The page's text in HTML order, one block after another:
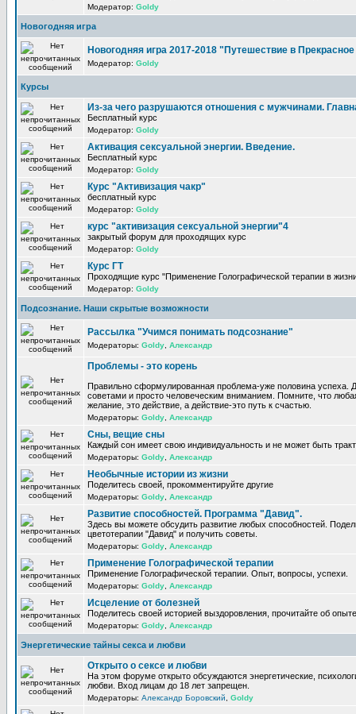
Модератор: Goldy
Новогодняя игра
Новогодняя игра 2017-2018 "Путешествие в
Модератор: Goldy
Курсы
Из-за чего разрушаются отношения с мужчинами.
Бесплатный курс
Модератор: Goldy
Активация сексуальной энергии. Введение.
Бесплатный курс
Модератор: Goldy
Курс "Активизация чакр"
бесплатный курс
Модератор: Goldy
курс "активизация сексуальной энергии"4
закрытый форум для проходящих курс
Модератор: Goldy
Курс ГТ
Проходящие курс "Применение Голографической терапии в
Модератор: Goldy
Подсознание. Наши скрытые возможности
Рассылка "Учимся понимать подсознание"
Модераторы: Goldy Александр
Проблемы - это корень
Правильно сформулированная проблема-уже половина успеха.
советами и просто человеческим вниманием. Помните, что
желание, это действие, а действие-это путь к счастью.
Модераторы: Goldy Александр
Сны, вещие сны
Каждый сон имеет свою индивидуальность и не может быть
Модераторы: Goldy Александр
Необычные истории из жизни
Поделитесь своей, прокомментируйте другие
Модераторы: Goldy Александр
Развитие способностей. Программа "Давид".
Здесь вы можете обсудить развитие любых способностей.
цветотерапии "Давид" и получить советы.
Модераторы: Goldy Александр
Применение Голографической терапии
Применение Голографической терапии. Опыт, вопросы, успехи.
Модераторы: Goldy Александр
Исцеление от болезней
Поделитесь своей историей выздоровления, прочитайте об
Модераторы: Goldy Александр
Энергетические тайны секса и любви
Открыто о сексе и любви
На этом форуме открыто обсуждаются энергетические,
любви. Вход лицам до 18 лет запрещен.
Модераторы: Александр Боровский Goldy